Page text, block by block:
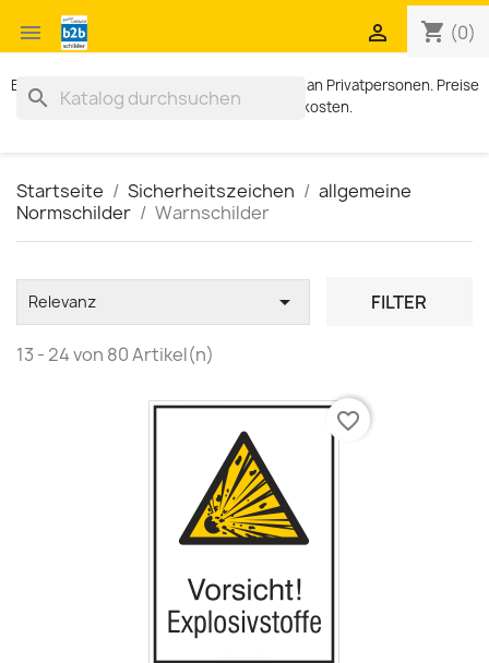
 shopping_cart (0)

Exklusiv für Geschäftskunden. Kein Verkauf an Privatpersonen. Preise
zzgl. MWST und Versandkosten.
search
Startseite Sicherheitszeichen
allgemeine
Normschilder
Warnschilder
Relevanz  FILTER
13 - 24 von 80 Artikel(n)
favorite_border